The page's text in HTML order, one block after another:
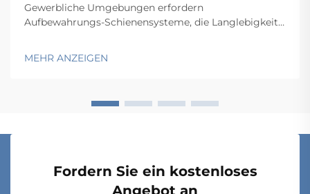
Gewerbliche Umgebungen erfordern
Aufbewahrungs-Schienensysteme, die Langlebigkeit,
Anforderungen erfüllen. Von Lagern und
MEHR ANZEIGEN
Fordern Sie ein kostenloses
Angebot an